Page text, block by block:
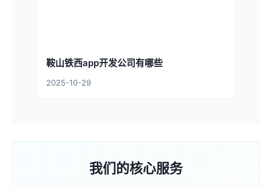
鞍山铁西app开发公司有哪些
2025-10-29
我们的核心服务